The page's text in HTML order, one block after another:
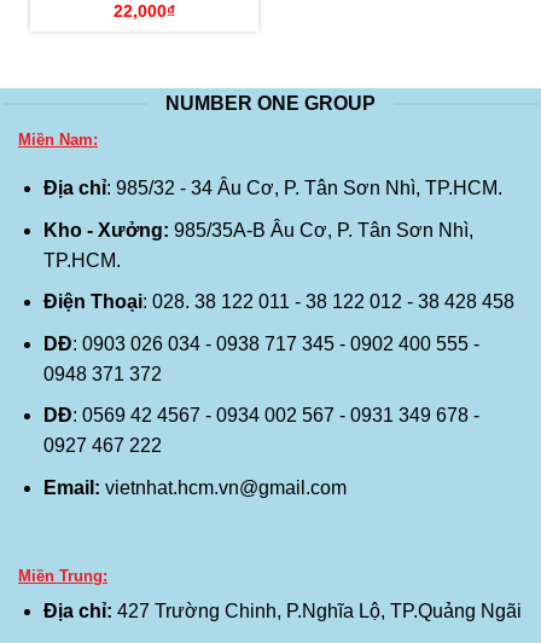
22,000₫
NUMBER ONE GROUP
Miền Nam:
Địa chỉ: 985/32 - 34 Âu Cơ, P. Tân Sơn Nhì, TP.HCM.
Kho - Xưởng: 985/35A-B Âu Cơ, P. Tân Sơn Nhì,
TP.HCM.
Điện Thoại: 028. 38 122 011 - 38 122 012 - 38 428 458
DĐ: 0903 026 034 - 0938 717 345 - 0902 400 555 -
0948 371 372
DĐ: 0569 42 4567 - 0934 002 567 - 0931 349 678 -
0927 467 222
Email: vietnhat.hcm.vn@gmail.com
Miền Trung:
Địa chỉ: 427 Trường Chinh, P.Nghĩa Lộ, TP.Quảng Ngãi